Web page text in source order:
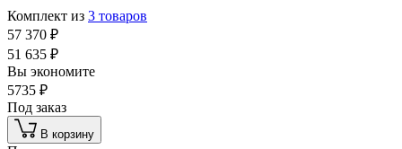
Комплект из 3 товаров
57 370 ₽
51 635 ₽
Вы экономите
5735 ₽
Под заказ
В корзину